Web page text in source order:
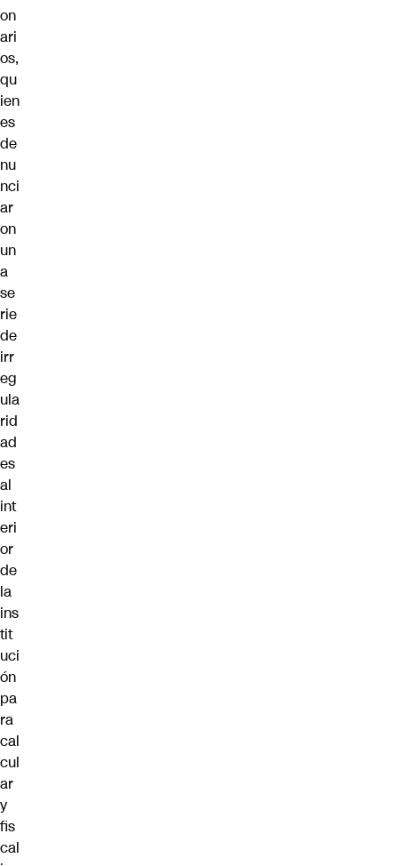
on
ari
os,
qu
ien
es
de
nu
nci
ar
on
un
a
se
rie
de
irr
eg
ula
rid
ad
es
al
int
eri
or
de
la
ins
tit
uci
ón
pa
ra
cal
cul
ar
y
fis
cal